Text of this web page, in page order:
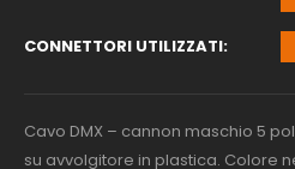
CONNETTORI UTILIZZATI
Cavo DMX – cannon maschio 5
su avvolgitore in plastica. Colore